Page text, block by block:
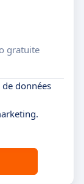
gratuite
données